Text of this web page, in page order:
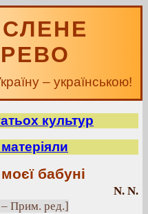
– українською!
культур
бабуні
N. N.
Прим. ред.]